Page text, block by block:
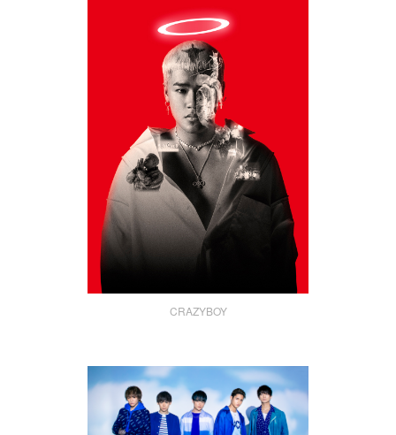
CRAZYBOY